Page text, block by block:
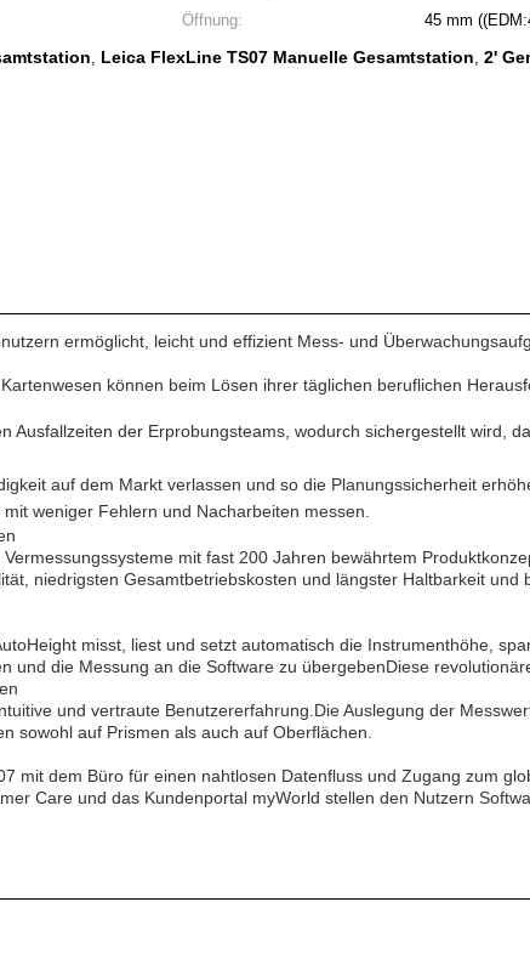
Öffnung:
45 mm
, Leica FlexLine TS07 Manuelle Gesamtstation, 2'
ermöglicht, leicht und effizient Mess- und
können beim Lösen ihrer täglichen beruflichen
Ausfallzeiten der Erprobungsteams, wodurch sichergestellt wird,
auf dem Markt verlassen und so die Planungssicherheit
weniger Fehlern und Nacharbeiten messen.
mit fast 200 Jahren bewährtem
niedrigsten Gesamtbetriebskosten und längster Haltbarkeit und
misst, liest und setzt automatisch die Instrumenthöhe,
die Messung an die Software zu übergebenDiese
und vertraute Benutzererfahrung.Die Auslegung der
sowohl auf Prismen als auch auf Oberflächen.
mit dem Büro für einen nahtlosen Datenfluss und Zugang zum
Care und das Kundenportal myWorld stellen den Nutzern